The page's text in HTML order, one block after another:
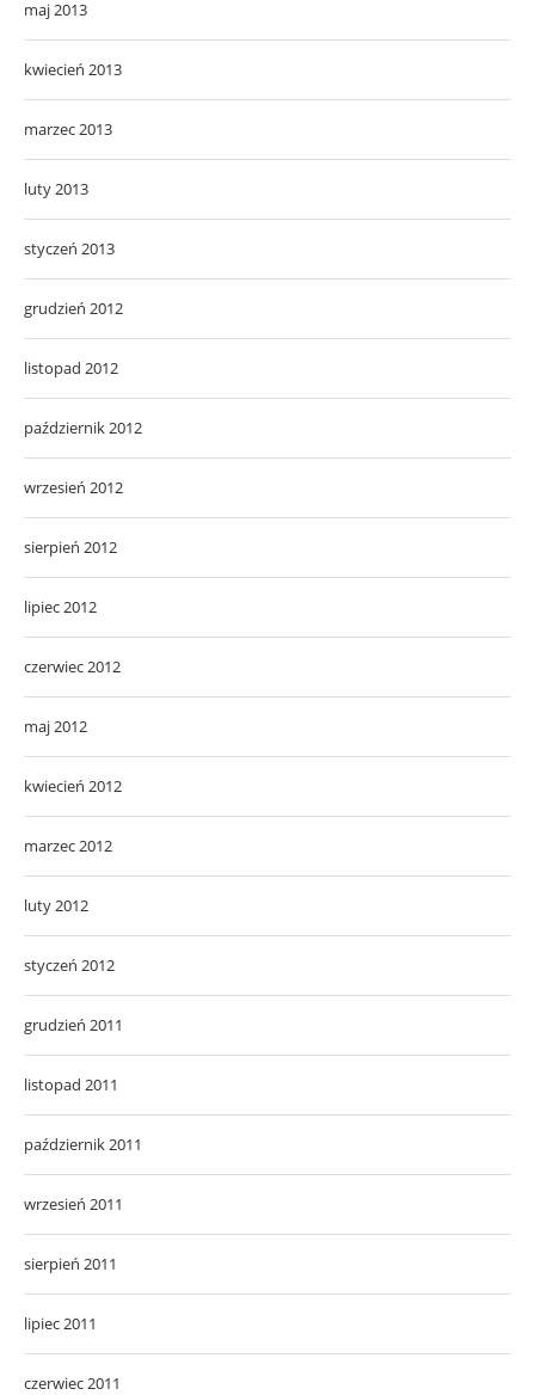
maj 2013
kwiecień 2013
marzec 2013
luty 2013
styczeń 2013
grudzień 2012
listopad 2012
październik 2012
wrzesień 2012
sierpień 2012
lipiec 2012
czerwiec 2012
maj 2012
kwiecień 2012
marzec 2012
luty 2012
styczeń 2012
grudzień 2011
listopad 2011
październik 2011
wrzesień 2011
sierpień 2011
lipiec 2011
czerwiec 2011